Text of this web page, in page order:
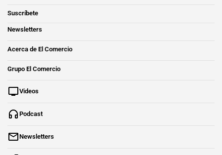
Suscríbete
Newsletters
Acerca de El Comercio
Grupo El Comercio
Videos
Podcast
Newsletters